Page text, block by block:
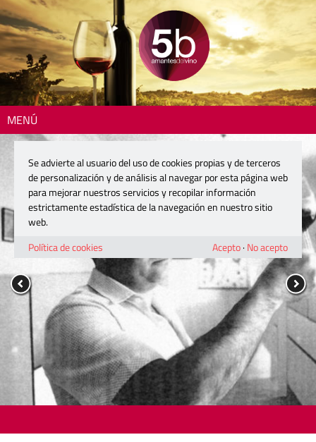
MENÚ
Se advierte al usuario del uso de cookies propias y de terceros
de personalización y de análisis al navegar por esta página web
para mejorar nuestros servicios y recopilar información
estrictamente estadística de la navegación en nuestro sitio
web.
Política de cookies
Acepto· No acepto